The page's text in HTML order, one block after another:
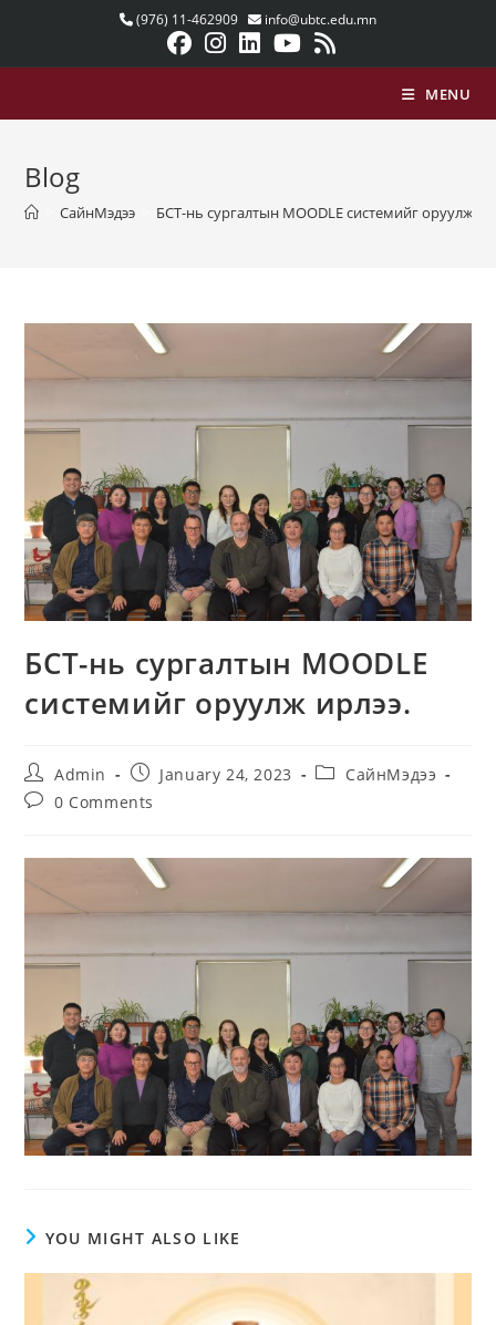
content
(976) 11-462909 info@ubtc.edu.mn
MENU
Blog
СайнМэдээ БСТ-нь сургалтын MOODLE системийг оруулж
БСТ-нь сургалтын MOODLE
системийг оруулж ирлээ.
Post
author:
Admin
Post
published:
January 24, 2023
PostСайнМэдээ
Post0 Comments
YOU MIGHT ALSO LIKE